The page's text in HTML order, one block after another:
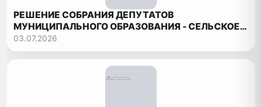
РЕШЕНИЕ СОБРАНИЯ ДЕПУТАТОВ
МУНИЦИПАЛЬНОГО ОБРАЗОВАНИЯ - СЕЛЬСКОЕ
ПОСЕЛЕНИЕ «СЕЛЬСОВЕТ БОРЧСКИЙ»
03.07.2026